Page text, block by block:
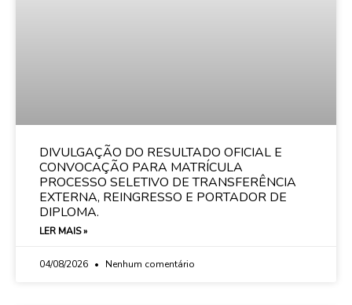
DIVULGAÇÃO DO RESULTADO OFICIAL E
CONVOCAÇÃO PARA MATRÍCULA
PROCESSO SELETIVO DE TRANSFERÊNCIA
EXTERNA, REINGRESSO E PORTADOR DE
DIPLOMA.
LER MAIS »
04/08/2026 Nenhum comentário